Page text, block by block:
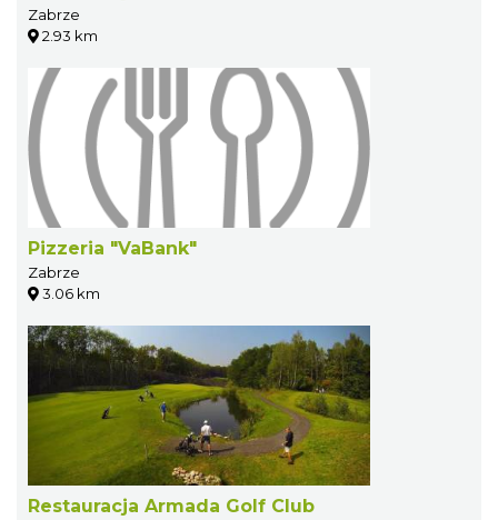
Zabrze
2.93 km
Pizzeria "VaBank"
Zabrze
3.06 km
Restauracja Armada Golf Club